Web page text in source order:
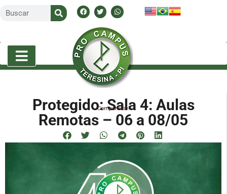
Protegido: Sala 4: Aulas
Remotas – 06 a 08/05
Compartilhe!